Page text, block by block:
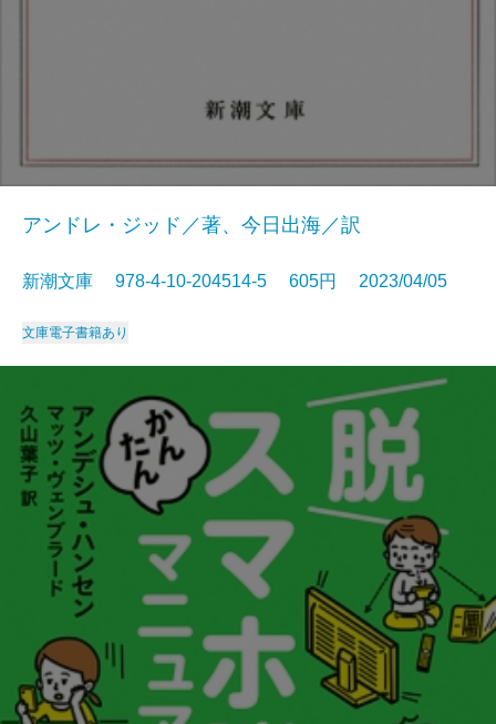
アンドレ・ジッド／著、今日出海／訳
新潮文庫 978-4-10-204514-5 605円 2023/04/05
文庫電子書籍あり